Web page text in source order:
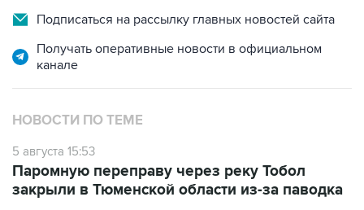
Подписаться на рассылку главных новостей сайта
Получать оперативные новости в официальном
канале
НОВОСТИ ПО ТЕМЕ
5 августа 15:53
Паромную переправу через реку Тобол
закрыли в Тюменской области из-за паводка